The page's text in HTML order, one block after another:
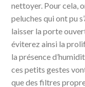
nettoyer. Pour cela,
peluches qui ont pu
laisser la porte
éviterez ainsi la
la présence
ces petits gestes
que des filtres